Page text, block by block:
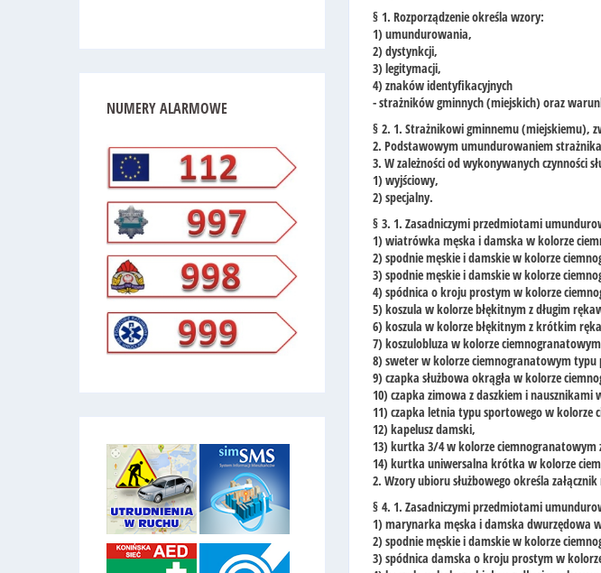
§ 1. Rozporządzenie określa wzory:
1) umundurowania,
2) dystynkcji,
3) legitymacji,
4) znaków identyfikacyjnych
- strażników gminnych (miejskich) oraz
§ 2. 1. Strażnikowi gminnemu (miejskiemu),
2. Podstawowym umundurowaniem
3. W zależności od wykonywanych czynności
1) wyjściowy,
2) specjalny.
§ 3. 1. Zasadniczymi przedmiotami
1) wiatrówka męska i damska w kolorze
2) spodnie męskie i damskie w kolorze
3) spodnie męskie i damskie w kolorze
4) spódnica o kroju prostym w kolorze
5) koszula w kolorze błękitnym z długim
6) koszula w kolorze błękitnym z krótkim
7) koszulobluza w kolorze
8) sweter w kolorze ciemnogranatowym typu
9) czapka służbowa okrągła w kolorze
10) czapka zimowa z daszkiem i
11) czapka letnia typu sportowego w kolorze
12) kapelusz damski,
13) kurtka 3/4 w kolorze ciemnogranatowym
14) kurtka uniwersalna krótka w kolorze
2. Wzory ubioru służbowego określa
§ 4. 1. Zasadniczymi przedmiotami
1) marynarka męska i damska dwurzędowa
2) spodnie męskie i damskie w kolorze
3) spódnica damska o kroju prostym w
NUMERYALARMOWE